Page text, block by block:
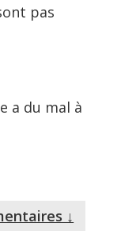
pas
a du mal à
↓